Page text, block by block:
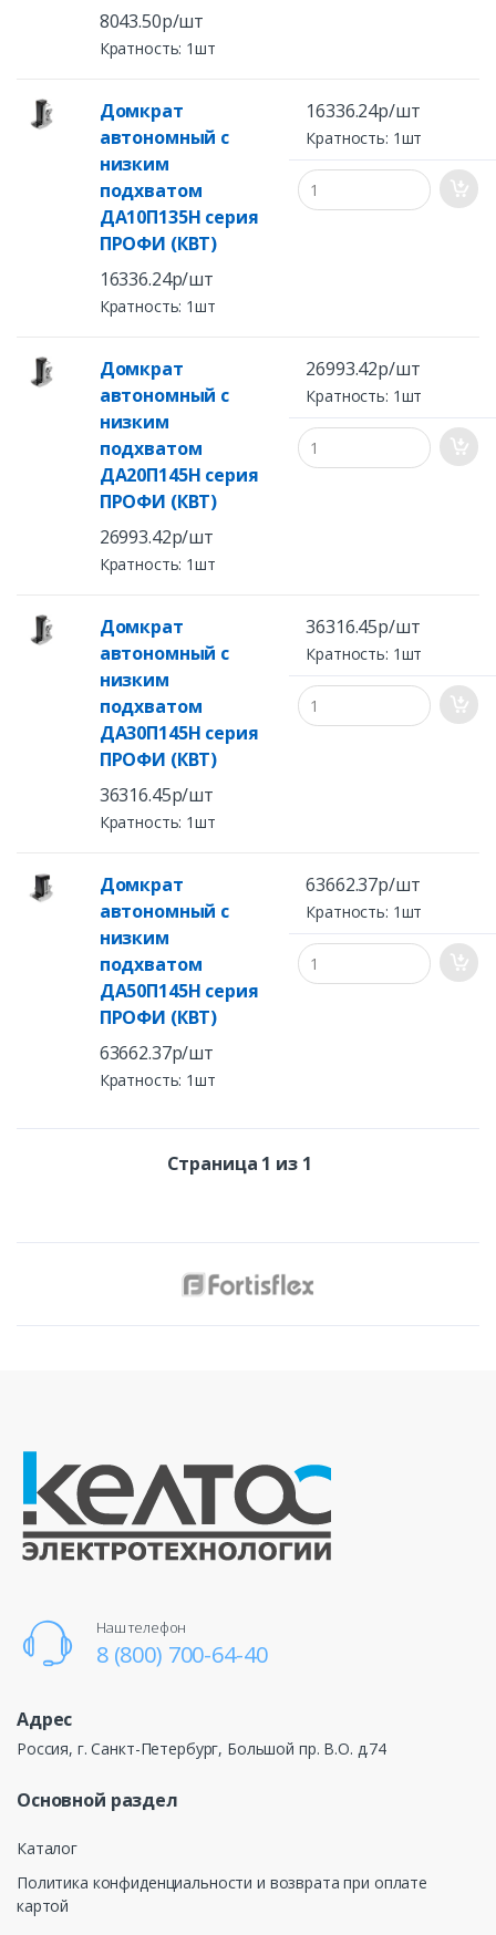
8043.50р/шт
Кратность: 1шт
Домкрат
автономный с
низким
подхватом
ДА10П135Н серия
ПРОФИ (КВТ)
16336.24р/шт
Кратность: 1шт
16336.24р/шт
Кратность: 1шт
Домкрат
автономный с
низким
подхватом
ДА20П145Н серия
ПРОФИ (КВТ)
26993.42р/шт
Кратность: 1шт
26993.42р/шт
Кратность: 1шт
Домкрат
автономный с
низким
подхватом
ДА30П145Н серия
ПРОФИ (КВТ)
36316.45р/шт
Кратность: 1шт
36316.45р/шт
Кратность: 1шт
Домкрат
автономный с
низким
подхватом
ДА50П145Н серия
ПРОФИ (КВТ)
63662.37р/шт
Кратность: 1шт
63662.37р/шт
Кратность: 1шт
Страница 1 из 1
Наш телефон
8 (800) 700-64-40
Адрес
Россия, г. Санкт-Петербург, Большой пр. В.О. д.74
Основной раздел
Каталог
Политика конфиденциальности и возврата при оплате
картой